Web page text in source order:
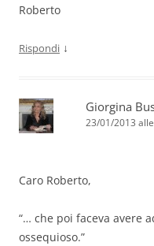
Roberto
Rispondi ↓
Giorgina
23/01/2013
Caro Roberto,
“… che poi faceva avere
ossequioso.”